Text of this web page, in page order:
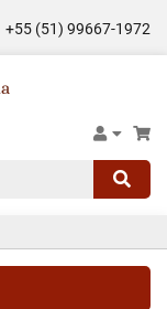
+55 (51) 99667-1972